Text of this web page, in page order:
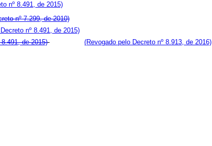
nº 8.491, de 2015)
nº 7.299, de 2010)
nº 8.491, de 2015)
de 2015)
(Revogado pelo Decreto nº 8.913, de 2016)